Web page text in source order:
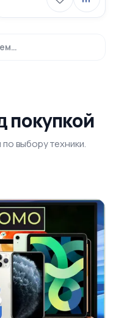
покупкой
выбору техники.